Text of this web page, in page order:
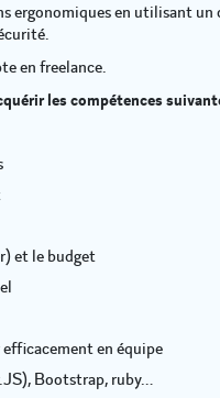
ergonomiques en utilisant un
en freelance.
les compétences
et le budget
en équipe
Bootstrap, ruby…